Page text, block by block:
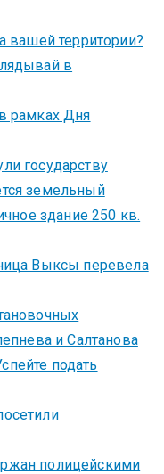
вашей территории?
в
рамках Дня
государству
земельный
здание 250 кв.
Выксы перевела
и Салтанова
подать
полицейскими